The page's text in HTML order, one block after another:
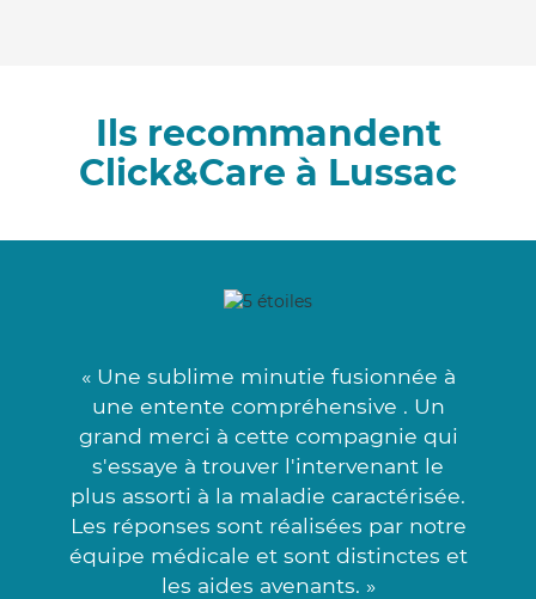
Ils recommandent
Click&Care à Lussac
« Une sublime minutie fusionnée à
une entente compréhensive . Un
grand merci à cette compagnie qui
s'essaye à trouver l'intervenant le
plus assorti à la maladie caractérisée.
Les réponses sont réalisées par notre
équipe médicale et sont distinctes et
les aides avenants. »